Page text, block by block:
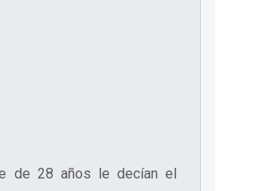
de 28 años le decían el